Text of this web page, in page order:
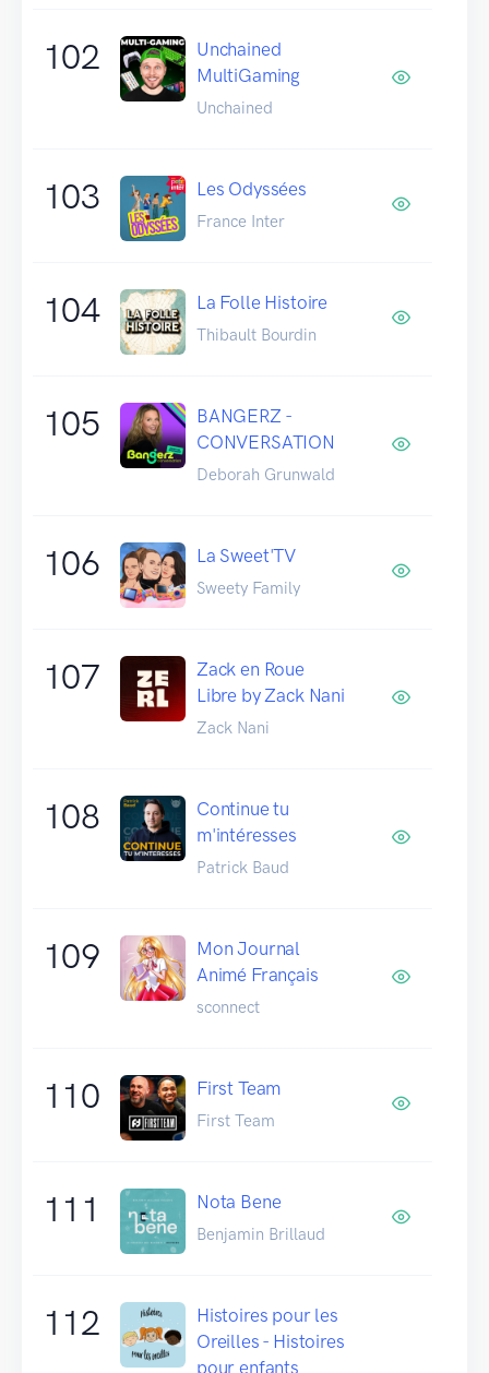
102
Unchained
MultiGaming
Unchained
103 Les Odyssées
France Inter
104 La Folle Histoire
Thibault Bourdin
105
BANGERZ -
CONVERSATION
Deborah Grunwald
106 La Sweet'TV
Sweety Family
107
Zack en Roue
Libre by Zack Nani
Zack Nani
108
Continue tu
m'intéresses
Patrick Baud
109
Mon Journal
Animé Français
sconnect
110 First Team
First Team
111 Nota Bene
Benjamin Brillaud
112
Histoires pour les
Oreilles - Histoires
pour enfants